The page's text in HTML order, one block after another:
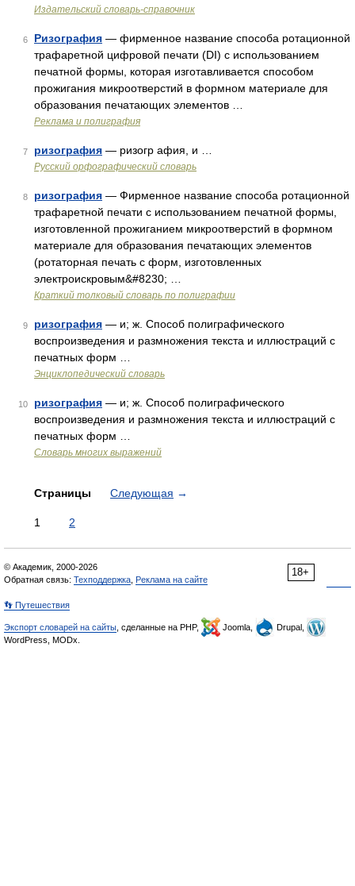
Издательский словарь-справочник
6 Ризография — фирменное название способа ротационной
трафаретной цифровой печати (DI) с использованием
печатной формы, которая изготавливается способом
прожигания микроотверстий в формном материале для
образования печатающих элементов …
Реклама и полиграфия
7 ризография — ризогр афия, и …
Русский орфографический словарь
8 ризография — Фирменное название способа ротационной
трафаретной печати с использованием печатной формы,
изготовленной прожиганием микроотверстий в формном
материале для образования печатающих элементов
(ротаторная печать с форм, изготовленных
электроискровым&#8230; …
Краткий толковый словарь по полиграфии
9 ризография — и; ж. Способ полиграфического
воспроизведения и размножения текста и иллюстраций с
печатных форм …
Энциклопедический словарь
10 ризография — и; ж. Способ полиграфического
воспроизведения и размножения текста и иллюстраций с
печатных форм …
Словарь многих выражений
Страницы Следующая →
1 2
18+
© Академик, 2000-2026
Обратная связь: Техподдержка Реклама на сайте
👣 Путешествия
Экспорт словарей на сайты , сделанные на PHP, Joomla,
Drupal,
WordPress, MODx.